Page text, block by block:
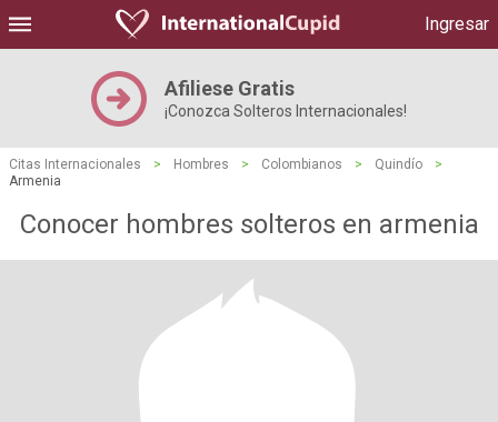
Ingresar
Afiliese Gratis
¡Conozca Solteros Internacionales!
Citas Internacionales > Hombres > Colombianos > Quindío
>
Armenia
Conocer hombres solteros en armenia